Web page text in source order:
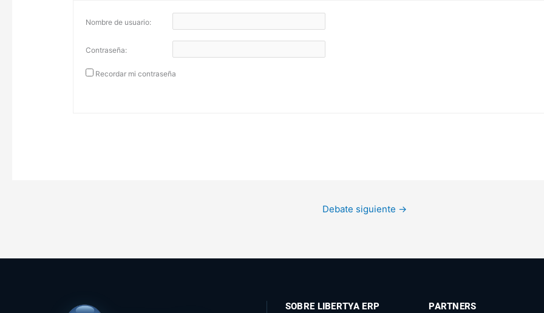
Nombre de usuario:
Contraseña:
Recordar mi contraseña
Debate siguiente →
SOBRE LIBERTYA ERP PARTNERS